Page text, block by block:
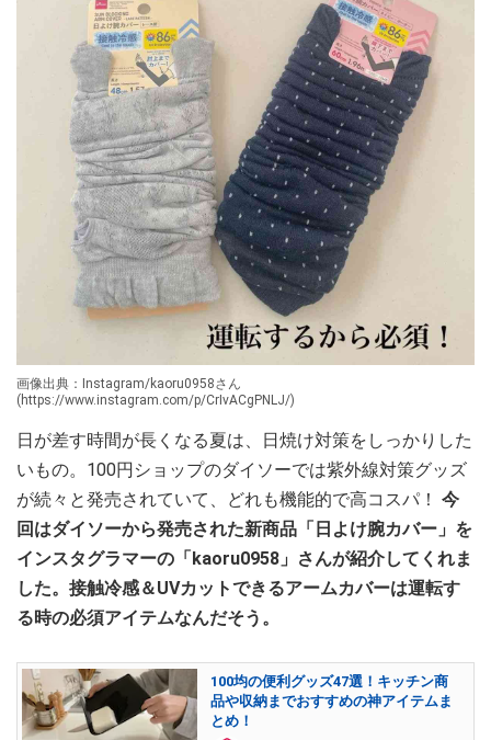
画像出典：Instagram/kaoru0958さん
(https://www.instagram.com/p/CrIvACgPNLJ/)
日が差す時間が長くなる夏は、日焼け対策をしっかりした
いもの。100円ショップのダイソーでは紫外線対策グッズ
が続々と発売されていて、どれも機能的で高コスパ！ 今
回はダイソーから発売された新商品「日よけ腕カバー」を
インスタグラマーの「kaoru0958」さんが紹介してくれま
した。接触冷感＆UVカットできるアームカバーは運転す
る時の必須アイテムなんだそう。
100均の便利グッズ47選！キッチン商
品や収納までおすすめの神アイテムま
とめ！